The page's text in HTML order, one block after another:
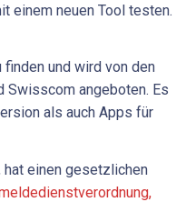
einem neuen Tool testen.
finden und wird von den
Swisscom angeboten. Es
als auch Apps für
einen gesetzlichen